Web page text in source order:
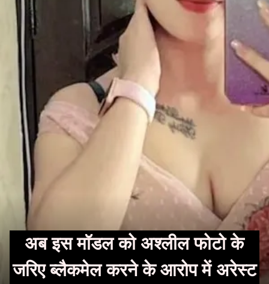
अब इस मॉडल को अश्लील फोटो के
जरिए ब्लैकमेल करने के आरोप में अरेस्ट